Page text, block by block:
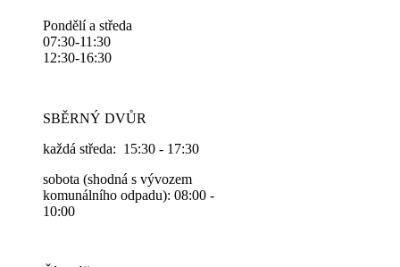
Pondělí a středa
07:30-11:30
12:30-16:30
SBĚRNÝ DVŮR
každá středa: 15:30 - 17:30
sobota (shodná s vývozem
komunálního odpadu): 08:00 -
10:00